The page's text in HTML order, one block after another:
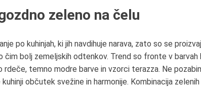
zeleno na čelu
po kuhinjah, ki jih navdihuje narava, zato so se
čim bolj zemeljskih odtenkov. Trend so fronte v barvah
rdeče, temno modre barve in vzorci terazza. Ne
občutek svežine in harmonije. Kombinacija